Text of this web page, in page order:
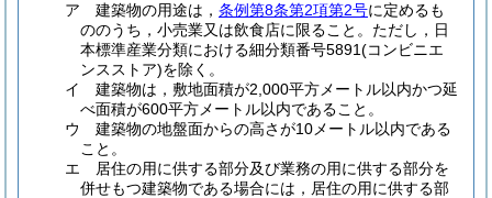
ア
建築物の用途は， 条例第8条第2項第2号に定めるも
ののうち，小売業又は飲食店に限ること。 ただし，日
本標準産業分類における細分類番号5891(コンビニエ
ンスストア)を除く。
イ
建築物は，敷地面積が2,000平方メートル以内かつ延
べ面積が600平方メートル以内であること。
ウ
建築物の地盤面からの高さが10メートル以内である
こと。
エ
居住の用に供する部分及び業務の用に供する部分を
併せもつ建築物である場合には，居住の用に供する部